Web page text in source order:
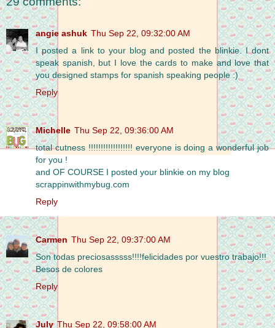
angie ashuk Thu Sep 22, 09:32:00 AM
I posted a link to your blog and posted the blinkie. I dont
speak spanish, but I love the cards to make and love that
you designed stamps for spanish speaking people :)
Reply
Michelle Thu Sep 22, 09:36:00 AM
total cutness !!!!!!!!!!!!!!!!!! everyone is doing a wonderful job
for you !
and OF COURSE I posted your blinkie on my blog
scrappinwithmybug.com
Reply
Carmen Thu Sep 22, 09:37:00 AM
Son todas preciosasssss!!!!felicidades por vuestro trabajo!!!
Besos de colores
Reply
July Thu Sep 22, 09:58:00 AM